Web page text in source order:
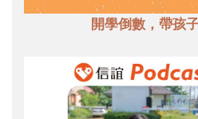
開學倒數，帶孩